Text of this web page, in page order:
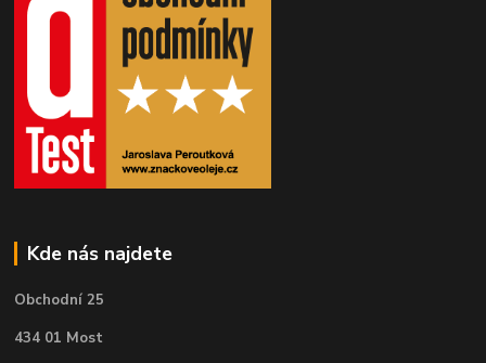
Kde nás najdete
Obchodní 25
434 01 Most